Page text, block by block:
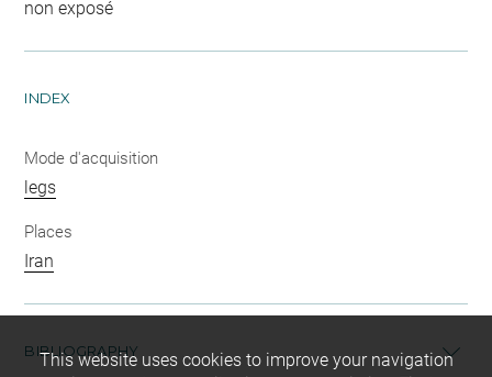
non exposé
INDEX
Mode d'acquisition
legs
Places
Iran
BIBLIOGRAPHY
This website uses cookies to improve your navigation